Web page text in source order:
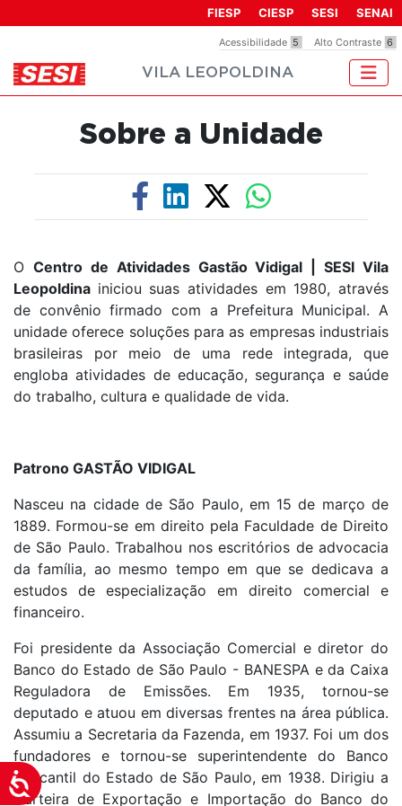
inclui
um
Acessibilidade
Acessibilidade 5 Alto Contraste 6
FIESP CIESP SESI SENAI
VILA LEOPOLDINA
Sobre a Unidade
O Centro de Atividades Gastão Vidigal | SESI Vila
Leopoldina iniciou suas atividades em 1980, através
de convênio firmado com a Prefeitura Municipal. A
unidade oferece soluções para as empresas industriais
brasileiras por meio de uma rede integrada, que
engloba atividades de educação, segurança e saúde
do trabalho, cultura e qualidade de vida.
Patrono GASTÃO VIDIGAL
Nasceu na cidade de São Paulo, em 15 de março de
1889. Formou-se em direito pela Faculdade de Direito
de São Paulo. Trabalhou nos escritórios de advocacia
da família, ao mesmo tempo em que se dedicava a
estudos de especialização em direito comercial e
financeiro.
Foi presidente da Associação Comercial e diretor do
Banco do Estado de São Paulo - BANESPA e da Caixa
Reguladora de Emissões. Em 1935, tornou-se
deputado e atuou em diversas frentes na área pública.
Assumiu a Secretaria da Fazenda, em 1937. Foi um dos
fundadores e tornou-se superintendente do Banco
Mercantil do Estado de São Paulo, em 1938. Dirigiu a
Carteira de Exportação e Importação do Banco do